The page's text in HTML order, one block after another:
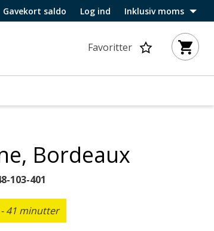
Gavekort saldo Log ind Inklusiv moms
Favoritter
Bordeaux
103-401
41 minutter